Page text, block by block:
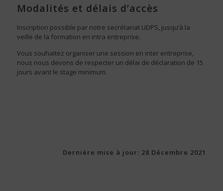
Modalités et délais d’accès
Inscription possible par notre secrétariat UDPS, jusqu’à la
veille de la formation en intra entreprise.
Vous souhaitez organiser une session en inter entreprise,
nous nous devons de respecter un délai de déclaration de 15
jours avant le stage minimum.
Dernière mise à jour: 28 Décembre 2021